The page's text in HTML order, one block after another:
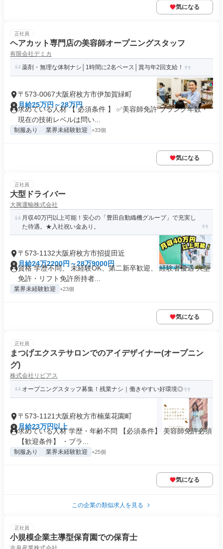
気になる
正社員
ヘアカット専門店の美容師オープニングスタッフ
有限会社デミカ
薬剤・無理な体制ナシ│1時間に2名ペース│賞与年2回支給！
〒573-0067大阪府枚方市伊加賀緑町
月給25万円～28万円
求めている人材 【 必須条件 】 ✅美容師免許 ブランク年数・
現在の技術レベルは問い...
制服あり 業界未経験歓迎 +33個
気になる
正社員
大型ドライバー
大興運輸株式会社
月収40万円以上可能！安心の「豊田自動織機グループ」で充実し
た待遇。★入社祝い金あり。
〒573-1132大阪府枚方市招提田近
月給24万2200円～28万9000円
資格 学歴不問、 未経験OK、第二新卒歓迎、 経験者優遇 大型
免許・リフト免許所持者...
業界未経験歓迎 +23個
気になる
正社員
まつげエクステサロンでのアイデザイナー(オープニン
グ)
株式会社リビアス
オープニングスタッフ募集！残業ナシ｜働きやすい好環境◎
〒573-1121大阪府枚方市楠葉花園町
月給23万円以上
求めている人材 学歴・年齢不問 【必須条件】 美容師免許必須
【歓迎条件】 ・ブラ...
制服あり 業界未経験歓迎 +25個
気になる
この企業の類似求人を見る
正社員
小規模企業主導型保育園での保育士